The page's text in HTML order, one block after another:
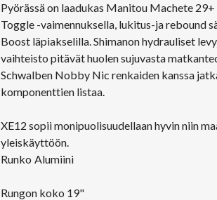
Pyörässä on laadukas Manitou Machete
Toggle -vaimennuksella, lukitus-ja rebound
Boost läpiakselilla. Shimanon hydrauliset
vaihteisto pitävät huolen sujuvasta
Schwalben Nobby Nic renkaiden kanssa
komponenttien listaa.
XE12 sopii monipuolisuudellaan hyvin niin
yleiskäyttöön.
Runko Alumiini
Rungon koko 19"